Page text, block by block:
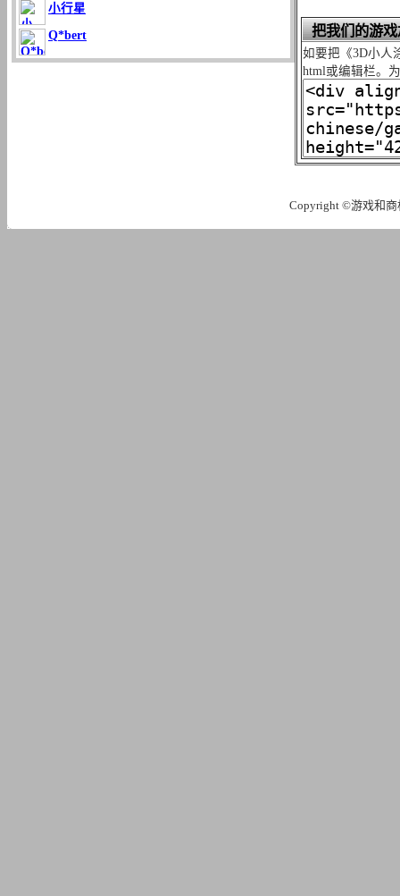
小行星
Q*bert
把我们的游
如要把《3D小人
html或编辑栏。
Copyright ©游戏和